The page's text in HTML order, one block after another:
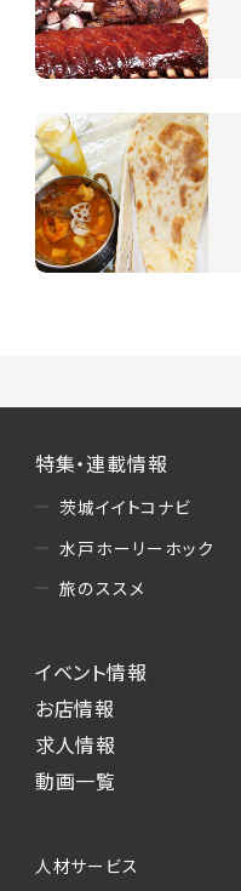
特集・連載情報
茨城イイトコナビ
水戸ホーリーホック
旅のススメ
イベント情報
お店情報
求人情報
動画一覧
人材サービス